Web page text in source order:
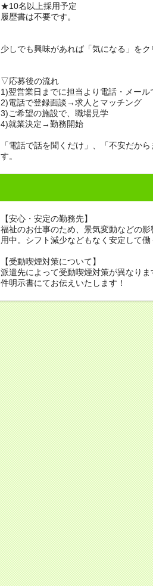
★10名以上採用予定
履歴書は不要です。
少しでも興味があれば「気になる」をク
▽応募後の流れ
1)翌営業日までに担当より電話・メール
2)電話で登録面談→求人とマッチング
3)ご希望の施設で、職場見学
4)就業決定→勤務開始
「電話で話を聞くだけ」、「不安だか
す。
【安心・安定の勤務先】
福祉のお仕事のため、景気変動などの
用中。シフト減少などもなく安定して働
【受動喫煙対策について】
派遣先によって受動喫煙対策が異なり
件明示書にてお伝えいたします！